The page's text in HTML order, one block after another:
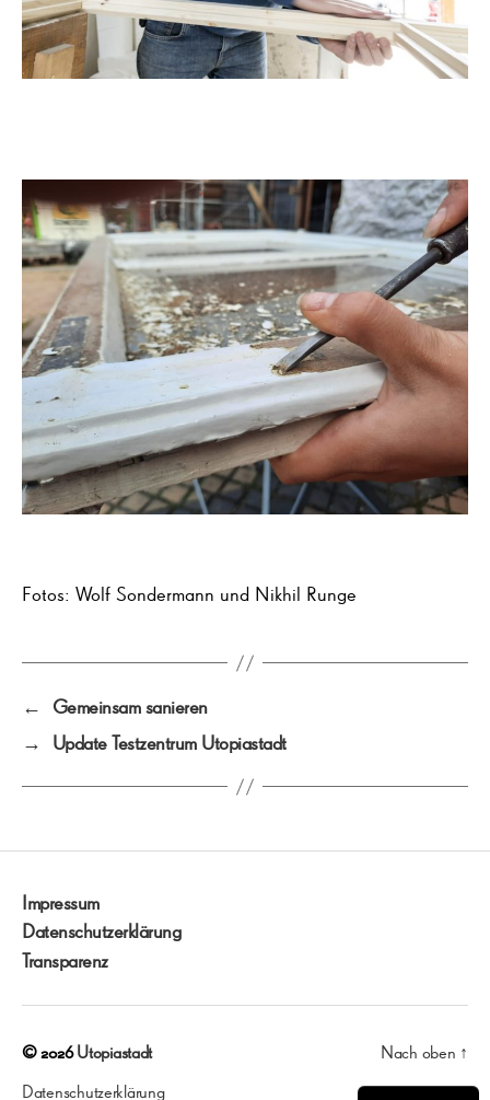
Fotos: Wolf Sondermann und Nikhil Runge
←
Gemeinsam sanieren
→
Update Testzentrum Utopiastadt
Impressum
Datenschutzerklärung
Transparenz
© 2026Utopiastadt
Datenschutzerklärung
Nach oben ↑